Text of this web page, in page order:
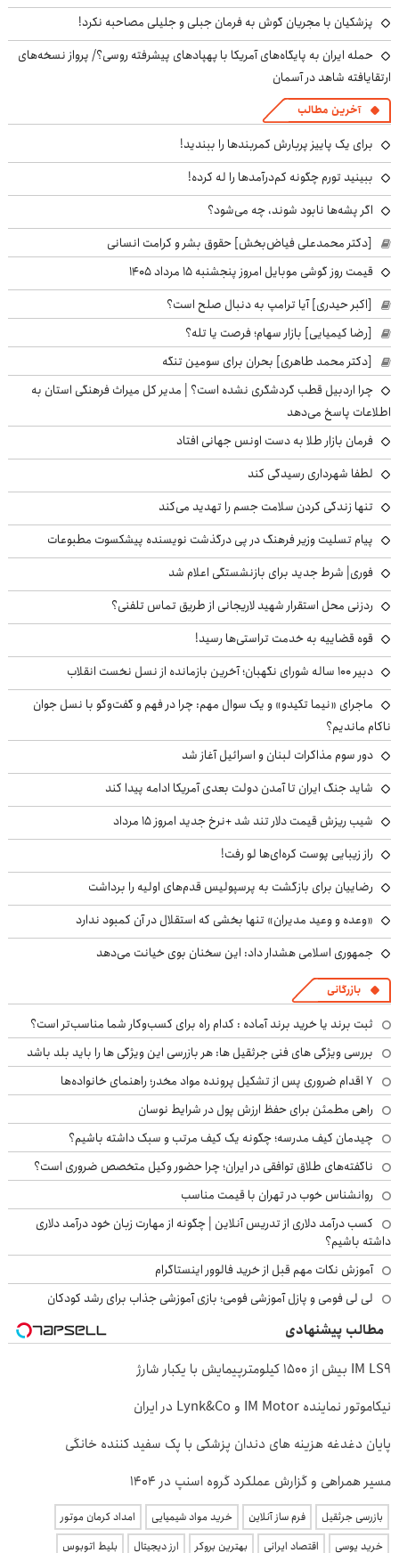
پزشکیان با مجریان گوش به فرمان جبلی و جلیلی مصاحبه نکرد!
حمله ایران به پایگاه‌های آمریکا با پهپادهای پیشرفته روسی؟/ پرواز نسخه‌های
ارتقایافته شاهد در آسمان
آخرین مطالب
برای یک پاییز پربارش کمربندها را ببندید!
ببینید تورم چگونه کم‌درآمدها را له کرده!
اگر پشه‌ها نابود شوند، چه می‌شود؟
[دکتر محمدعلی فیاض‌بخش] حقوق بشر و کرامت انسانی
قیمت روز گوشی موبایل امروز پنجشنبه ۱۵ مرداد ۱۴۰۵
[اکبر حیدری] آیا ترامپ به دنبال صلح است؟
[رضا کیمیایی] بازار سهام؛ فرصت یا تله؟
[دکتر محمد طاهری] بحران برای سومین تنگه
چرا اردبیل قطب گردشگری نشده است؟ | مدیر کل میراث فرهنگی استان به
اطلاعات پاسخ می‌دهد
فرمان بازار طلا به دست اونس جهانی افتاد
لطفا شهرداری رسیدگی کند
تنها زندگی کردن سلامت جسم را تهدید می‌کند
پیام تسلیت وزیر فرهنگ در پی درگذشت نویسنده پیشکسوت مطبوعات
فوری| شرط جدید برای بازنشستگی اعلام شد
ردزنی محل استقرار شهید لاریجانی از طریق تماس تلفنی؟
قوه قضاییه به خدمت تراستی‌ها رسید!
دبیر ۱۰۰ ساله شورای نگهبان؛ آخرین بازمانده از نسل نخست انقلاب
ماجرای «نیما تکیدو» و یک سوال مهم: چرا در فهم و گفت‌وگو با نسل جوان
ناکام ماندیم؟
دور سوم مذاکرات لبنان و اسرائیل آغاز شد
شاید جنگ ایران تا آمدن دولت بعدی آمریکا ادامه پیدا کند
شیب ریزش قیمت دلار تند شد +نرخ جدید امروز ۱۵ مرداد
راز زیبایی پوست کره‌ای‌ها لو رفت!
رضاییان برای بازگشت به پرسپولیس قدم‌های اولیه را برداشت
«وعده و وعید مدیران» تنها بخشی که استقلال در آن کمبود ندارد
جمهوری اسلامی هشدار داد: این سخنان بوی خیانت می‌دهد
بازرگانی
ثبت برند یا خرید برند آماده : کدام راه برای کسب‌وکار شما مناسب‌تر است؟
بررسی ویژگی های فنی جرثقیل ها: هر بازرسی این ویژگی ها را باید بلد باشد
۷ اقدام ضروری پس از تشکیل پرونده مواد مخدر؛ راهنمای خانواده‌ها
راهی مطمئن برای حفظ ارزش پول در شرایط نوسان
چیدمان کیف مدرسه؛ چگونه یک کیف مرتب و سبک داشته باشیم؟
ناگفته‌های طلاق توافقی در ایران؛ چرا حضور وکیل متخصص ضروری است؟
روانشناس خوب در تهران با قیمت مناسب
کسب درآمد دلاری از تدریس آنلاین | چگونه از مهارت زبان خود درآمد دلاری
داشته باشیم؟
آموزش نکات مهم قبل از خرید فالوور اینستاگرام
لی لی فومی و پازل آموزشی فومی؛ بازی آموزشی جذاب برای رشد کودکان
مطالب پیشنهادی
IM LS9 بیش از 1500 کیلومترپیمایش با یکبار شارژ
نیکاموتور نماینده IM Motor و Lynk&Co در ایران
پایان دغدغه هزینه های دندان پزشکی با پک سفید کننده خانگی
مسیر همراهی و گزارش عملکرد گروه اسنپ در ۱۴۰۴
بازرسی جرثقیل فرم ساز آنلاین خرید مواد شیمیایی
امداد کرمان موتور
خرید یوسی
اقتصاد ایرانی بهترین بروکر ارز دیجیتال بلیط اتوبوس